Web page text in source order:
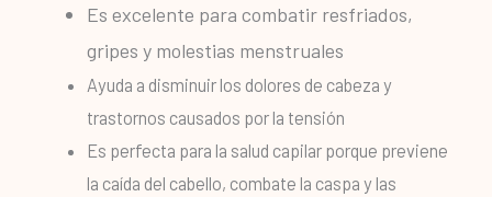
Es excelente para combatir resfriados,
gripes y molestias menstruales
Ayuda a disminuir los dolores de cabeza y
trastornos causados por la tensión
Es perfecta para la salud capilar porque previene
la caída del cabello, combate la caspa y las